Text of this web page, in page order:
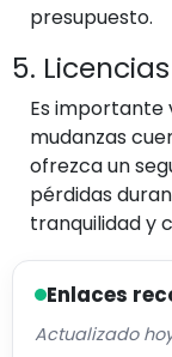
presupuesto.
5.
Es importante
mudanzas
ofrezca un
pérdidas
tranquilidad y
Enlaces
Actualizado